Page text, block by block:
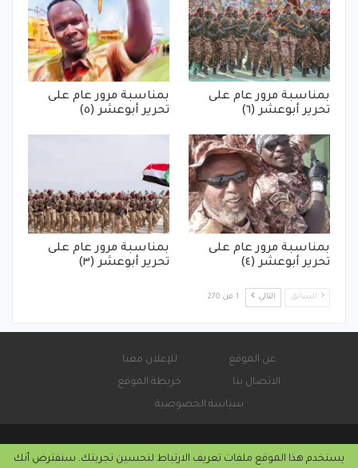
بمناسبة مرور عام على
تحرير أبوعشر (٦)
بمناسبة مرور عام على
تحرير أبوعشر (٥)
بمناسبة مرور عام على
تحرير أبوعشر (٤)
بمناسبة مرور عام على
تحرير أبوعشر (٣)
السابق التالي 1 من 270
عن الموقع
للإعلان معنا
الاتصال بنا
خريطة الموقع
سياسة الخصوصية
يستخدم هذا الموقع ملفات تعريف الارتباط لتحسين تجربتك. سنفترض أنك